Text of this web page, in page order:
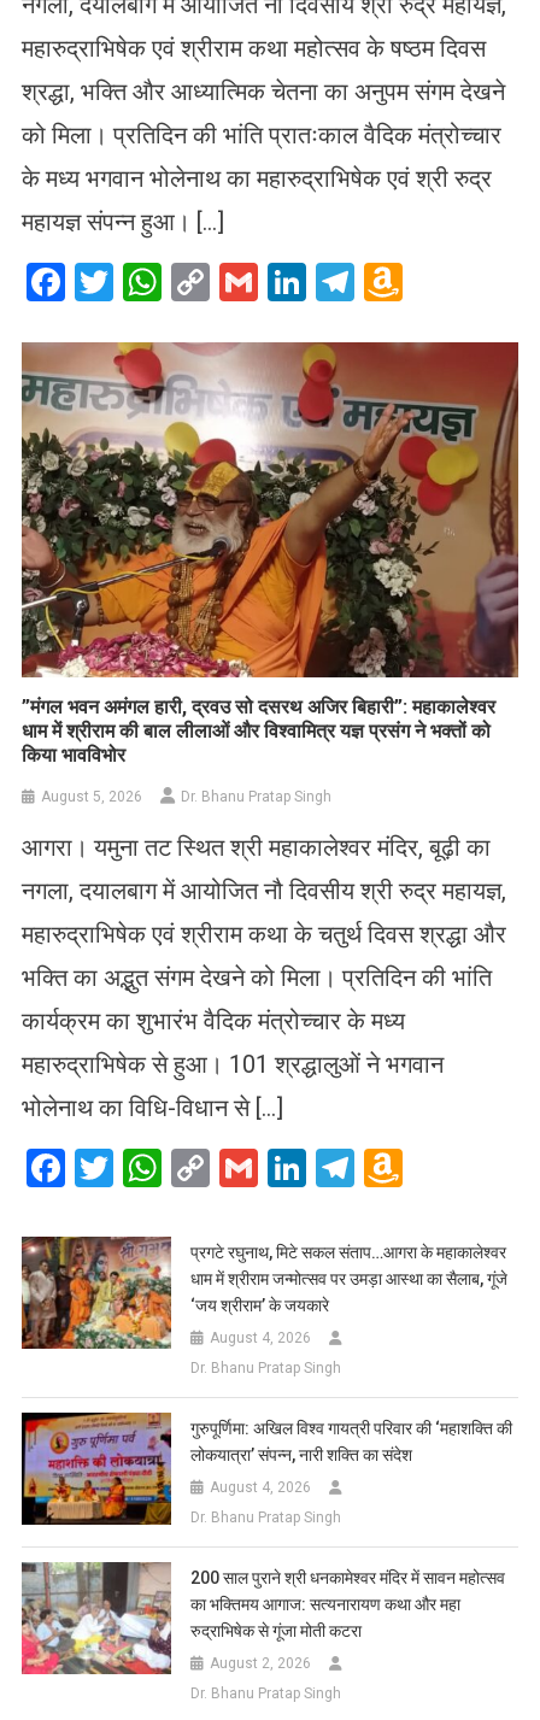
महारुद्राभिषेक एवं श्रीराम कथा महोत्सव के षष्ठम दिवस
श्रद्धा, भक्ति और आध्यात्मिक चेतना का अनुपम संगम देखने
को मिला। प्रतिदिन की भांति प्रातःकाल वैदिक मंत्रोच्चार
के मध्य भगवान भोलेनाथ का महारुद्राभिषेक एवं श्री रुद्र
महायज्ञ संपन्न हुआ। […]
Facebook
Twitter
WhatsApp
CopyGmailLinkedIn
Telegram
List
​”मंगल भवन अमंगल हारी, द्रवउ सो दसरथ अजिर बिहारी”: महाकालेश्वर
धाम में श्रीराम की बाल लीलाओं और विश्वामित्र यज्ञ प्रसंग ने भक्तों को
किया भावविभोर
August 5, 2026 Dr. Bhanu Pratap Singh
आगरा। यमुना तट स्थित श्री महाकालेश्वर मंदिर, बूढ़ी का
नगला, दयालबाग में आयोजित नौ दिवसीय श्री रुद्र महायज्ञ,
महारुद्राभिषेक एवं श्रीराम कथा के चतुर्थ दिवस श्रद्धा और
भक्ति का अद्भुत संगम देखने को मिला। प्रतिदिन की भांति
कार्यक्रम का शुभारंभ वैदिक मंत्रोच्चार के मध्य
महारुद्राभिषेक से हुआ। 101 श्रद्धालुओं ने भगवान
भोलेनाथ का विधि-विधान से […]
Facebook
Twitter
WhatsApp
CopyGmailLinkedIn
Telegram
List
प्रगटे रघुनाथ, मिटे सकल संताप…आगरा के महाकालेश्वर
धाम में श्रीराम जन्मोत्सव पर उमड़ा आस्था का सैलाब, गूंजे
‘जय श्रीराम’ के जयकारे
August 4, 2026
Dr. Bhanu Pratap Singh
गुरुपूर्णिमा: अखिल विश्व गायत्री परिवार की ‘महाशक्ति की
लोकयात्रा’ संपन्न, नारी शक्ति का संदेश
August 4, 2026
Dr. Bhanu Pratap Singh
200 साल पुराने श्री धनकामेश्वर मंदिर में सावन महोत्सव
का भक्तिमय आगाज: सत्यनारायण कथा और महा
रुद्राभिषेक से गूंजा मोती कटरा
August 2, 2026
Dr. Bhanu Pratap Singh